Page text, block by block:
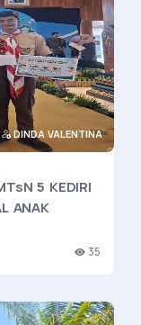
DINDA VALENTINA
5 KEDIRI
ANAK
35